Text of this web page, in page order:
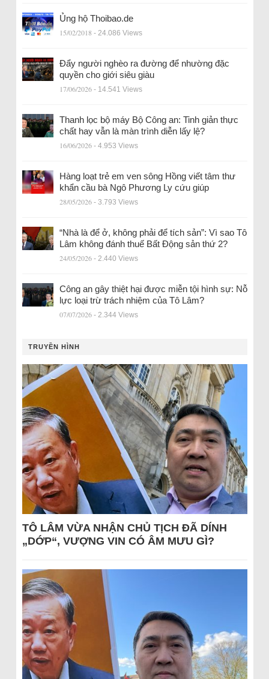
Ủng hộ Thoibao.de
15/02/2018 - 24.086 Views
Đẩy người nghèo ra đường để nhường đặc
quyền cho giới siêu giàu
17/06/2026 - 14.541 Views
Thanh lọc bộ máy Bộ Công an: Tinh giản thực
chất hay vẫn là màn trình diễn lấy lệ?
16/06/2026 - 4.953 Views
Hàng loạt trẻ em ven sông Hồng viết tâm thư
khẩn cầu bà Ngô Phương Ly cứu giúp
28/05/2026 - 3.793 Views
“Nhà là để ở, không phải để tích sản”: Vì sao Tô
Lâm không đánh thuế Bất Động sản thứ 2?
24/05/2026 - 2.440 Views
Công an gây thiệt hại được miễn tội hình sự: Nỗ
lực loại trừ trách nhiệm của Tô Lâm?
07/07/2026 - 2.344 Views
TRUYỀN HÌNH
TÔ LÂM VỪA NHẬN CHỦ TỊCH ĐÃ DÍNH
„DỚP“, VƯỢNG VIN CÓ ÂM MƯU GÌ?